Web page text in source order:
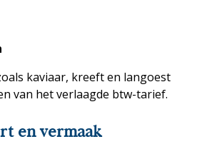
kaviaar, kreeft en langoest
van het verlaagde btw-tarief.
en vermaak